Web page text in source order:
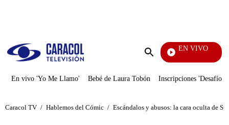
Enviar
EN VIVO
Pura
En vivo 'Yo Me Llamo' Bebé de Laura Tobón Inscripciones 'Desafío'
Caracol TV / Hablemos del Cómic / Escándalos y abusos: la cara oculta de